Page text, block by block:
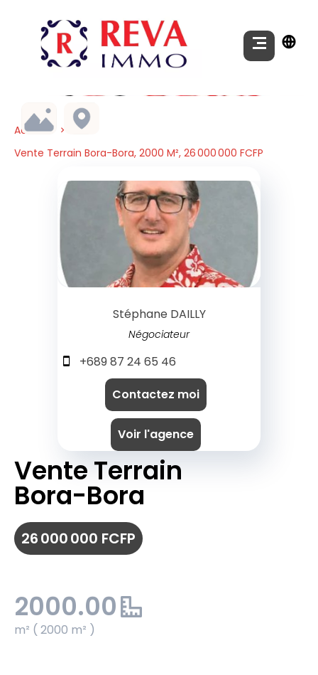
Accueil
Vente Terrain Bora-Bora, 2000 M², 26 000 000 FCFP
Stéphane DAILLY
Négociateur
+689 87 24 65 46
Contactez moi
Voir l'agence
Vente Terrain
Bora-Bora
26 000 000 FCFP
2000.00
m² ( 2000 m² )